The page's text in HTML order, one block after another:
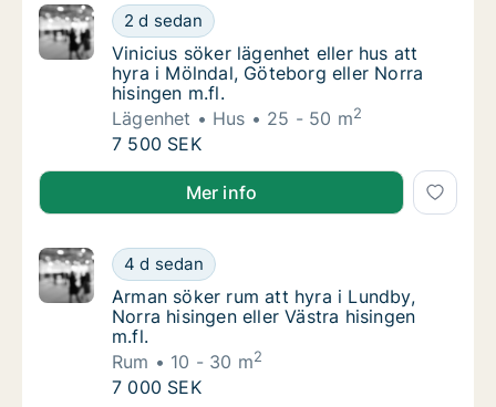
Vinicius söker lägenhet eller hus att hyra i
2 d sedan
Vinicius söker lägenhet eller hus att hyra i
Vinicius söker lägenhet eller hus att
hyra i Mölndal, Göteborg eller Norra
hisingen m.fl.
Lägenhet
Hus 25 - 50 m2
Vinicius söker lägenhet eller hus att hyra i
7 500 SEK
Vinicius söker lägenhet eller hus att hyra i Mölndal,
Mer info
Arman söker rum att hyra i Lundby, Norra
4 d sedan
Arman söker rum att hyra i Lundby, Norra
Arman söker rum att hyra i Lundby,
Norra hisingen eller Västra hisingen
m.fl.
Rum
10 - 30 m2
Arman söker rum att hyra i Lundby, Norra
7 000 SEK